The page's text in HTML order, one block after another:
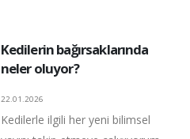
Kedilerin bağırsaklarında
neler oluyor?
22.01.2026
Kedilerle ilgili her yeni bilimsel